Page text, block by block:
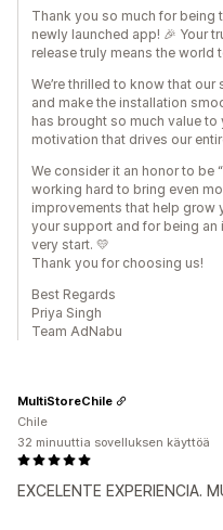
Thank you so much for being
newly launched app! 🎉 Your
release truly means the world
We’re thrilled to know that
and make the installation
has brought so much value
motivation that drives our
We consider it an honor to be
working hard to bring even
improvements that help grow
your support and for being an
very start. 💛
Thank you for choosing us!
Best Regards
Priya Singh
Team AdNabu
EXCELENTE EXPERIENCIA.
MultiStoreChile
Chile
32 minuuttia sovelluksen käyttöä